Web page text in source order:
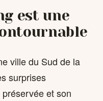
est une
ville du Sud de la
surprises
et son